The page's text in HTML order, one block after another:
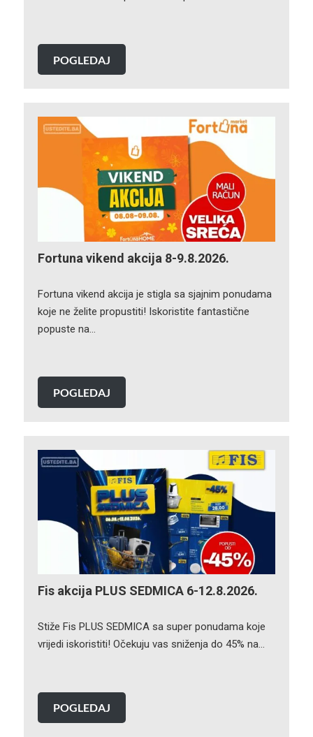
POGLEDAJ
Fortuna vikend akcija 8-9.8.2026.
Fortuna vikend akcija je stigla sa sjajnim ponudama
koje ne želite propustiti! Iskoristite fantastične
popuste na…
POGLEDAJ
Fis akcija PLUS SEDMICA 6-12.8.2026.
Stiže Fis PLUS SEDMICA sa super ponudama koje
vrijedi iskoristiti! Očekuju vas sniženja do 45% na…
POGLEDAJ